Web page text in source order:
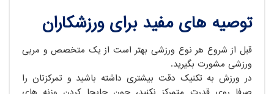
توصیه های مفید برای ورزشکاران
قبل از شروع هر نوع ورزشی بهتر است از یک متخصص و مربی
ورزشی مشورت بگیرید.
در ورزش به تکنیک دقت بیشتری داشته باشید و تمرکزتان را